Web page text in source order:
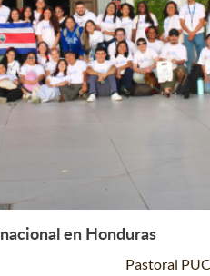
Leer Más +
en Honduras
Pastoral